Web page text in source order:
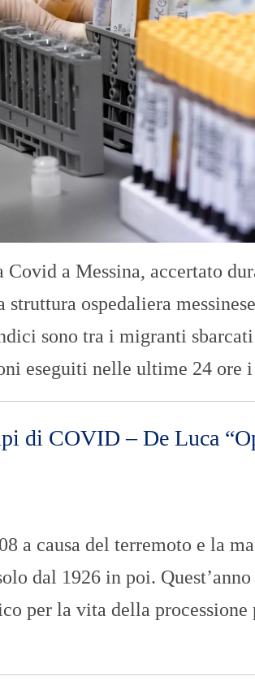
R
T
E
S
p
o
r
R
R
N
Covid a Messina, accertato
ospedaliera
sono tra i migranti
eseguiti nelle ultime 24 ore
di COVID – De Luca
a causa del terremoto e la
dal 1926 in poi.
per la vita della